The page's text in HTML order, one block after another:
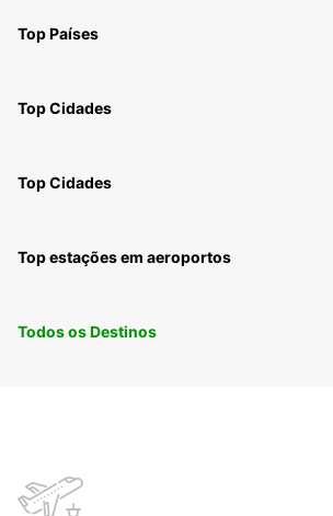
Top Países
Top Cidades
Top Cidades
Top estações em aeroportos
Todos os Destinos